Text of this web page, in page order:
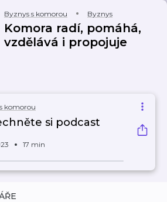
Byznys s komorou Byznys
Komora radí, pomáhá,
vzdělává i propojuje
komorou
si podcast
17 min